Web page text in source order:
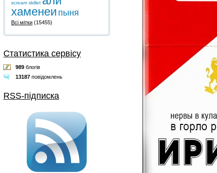
scream skillet
хаменеи пыня
Всі мітки (15455)
Статистика сервісу
989 блогів
13187 повідомлень
RSS-підписка